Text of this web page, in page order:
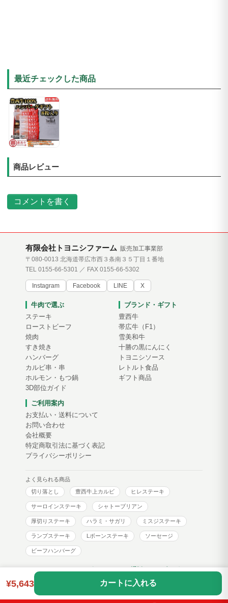
最近チェックした商品
商品レビュー
コメントを書く
有限会社トヨニシファーム 販売加工事業部
〒080-0013 北海道帯広市西３条南３５丁目１番地
TEL 0155-66-5301 ／ FAX 0155-66-5302
Instagram Facebook LINE X
牛肉で選ぶ
ステーキ
ローストビーフ
焼肉
すき焼き
ハンバーグ
カルビ串・串
ホルモン・もつ鍋
3D部位ガイド
ブランド・ギフト
豊西牛
帯広牛（F1）
雪美和牛
十勝の黒にんにく
トヨニシソース
レトルト食品
ギフト商品
ご利用案内
お支払い・送料について
お問い合わせ
会社概要
特定商取引法に基づく表記
プライバシーポリシー
よく見られる商品
切り落とし
豊西牛上カルビ ヒレステーキ
サーロインステーキ シャトーブリアン
厚切りステーキ ハラミ・サガリ ミスジステーキ
ランプステーキ Lボーンステーキ ソーセージ
ビーフハンバーグ
トヨニシファーム コーポレートサイト通販サイトブログ
Copyright © toyonishi farm. All Rights Reserved.
¥5,643 カートに入れる